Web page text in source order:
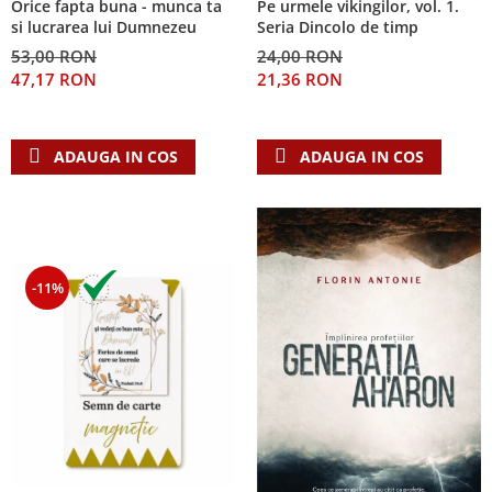
Despre afaceri
Dezvoltare personala
Leadership
Mediu
Orice fapta buna - munca ta
si lucrarea lui Dumnezeu
53,00 RON
47,17 RON
ADAUGA IN COS
Pe urmele vikingilor, vol. 1.
Seria Dincolo de timp
24,00 RON
21,36 RON
ADAUGA IN COS
-11%